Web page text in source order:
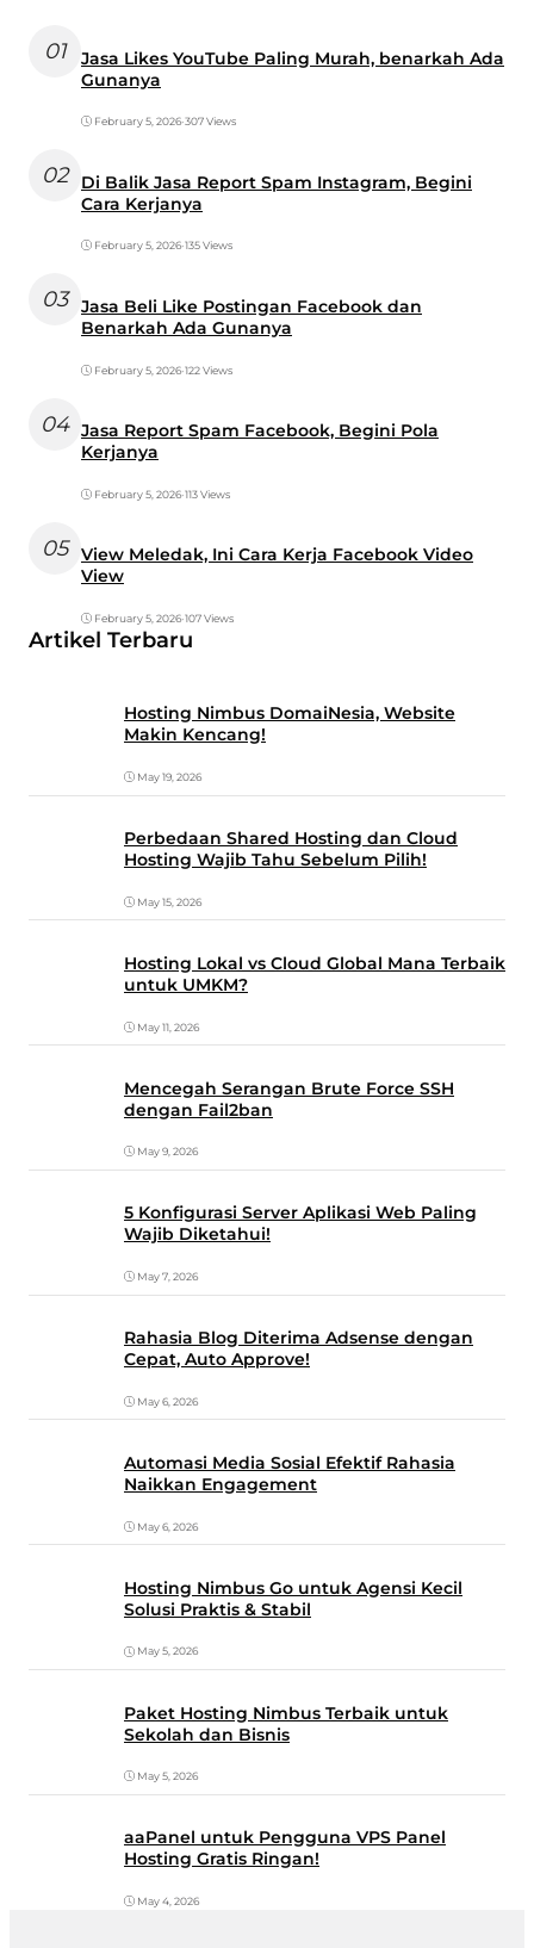
01
Jasa Likes YouTube Paling Murah, benarkah Ada
Gunanya
February 5, 2026•307 Views
02
Di Balik Jasa Report Spam Instagram, Begini
Cara Kerjanya
February 5, 2026•135 Views
03
Jasa Beli Like Postingan Facebook dan
Benarkah Ada Gunanya
February 5, 2026•122 Views
04 Jasa Report Spam Facebook, Begini Pola
Kerjanya
February 5, 2026•113 Views
05
View Meledak, Ini Cara Kerja Facebook Video
View
February 5, 2026•107 Views
Artikel Terbaru
Hosting Nimbus DomaiNesia, Website
Makin Kencang!
May 19, 2026
Perbedaan Shared Hosting dan Cloud
Hosting Wajib Tahu Sebelum Pilih!
May 15, 2026
Hosting Lokal vs Cloud Global Mana Terbaik
untuk UMKM?
May 11, 2026
Mencegah Serangan Brute Force SSH
dengan Fail2ban
May 9, 2026
5 Konfigurasi Server Aplikasi Web Paling
Wajib Diketahui!
May 7, 2026
Rahasia Blog Diterima Adsense dengan
Cepat, Auto Approve!
May 6, 2026
Automasi Media Sosial Efektif Rahasia
Naikkan Engagement
May 6, 2026
Hosting Nimbus Go untuk Agensi Kecil
Solusi Praktis & Stabil
May 5, 2026
Paket Hosting Nimbus Terbaik untuk
Sekolah dan Bisnis
May 5, 2026
aaPanel untuk Pengguna VPS Panel
Hosting Gratis Ringan!
May 4, 2026